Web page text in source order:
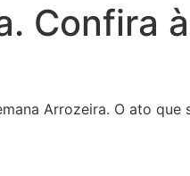
Confira
Arrozeira. O ato